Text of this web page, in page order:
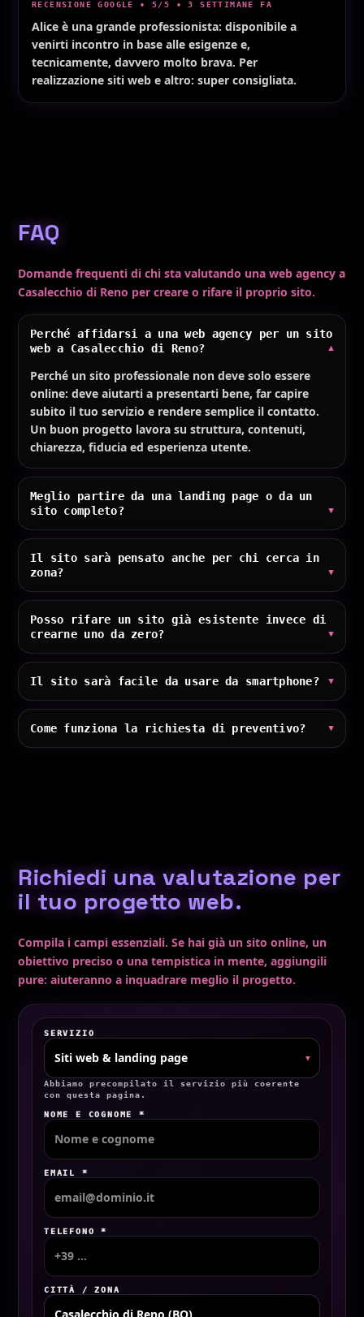
RECENSIONE GOOGLE • 5/5 • 3 SETTIMANE FA
Alice è una grande professionista: disponibile a
venirti incontro in base alle esigenze e,
tecnicamente, davvero molto brava. Per
realizzazione siti web e altro: super consigliata.
FAQ
Domande frequenti di chi sta valutando una web agency a
Casalecchio di Reno per creare o rifare il proprio sito.
Perché affidarsi a una web agency per un sito
web a Casalecchio di Reno?
Perché un sito professionale non deve solo essere
online: deve aiutarti a presentarti bene, far capire
subito il tuo servizio e rendere semplice il contatto.
Un buon progetto lavora su struttura, contenuti,
chiarezza, fiducia ed esperienza utente.
Meglio partire da una landing page o da un
sito completo?
Il sito sarà pensato anche per chi cerca in
zona?
Posso rifare un sito già esistente invece di
crearne uno da zero?
Il sito sarà facile da usare da smartphone?
Come funziona la richiesta di preventivo?
Richiedi una valutazione per
il tuo progetto web.
Compila i campi essenziali. Se hai già un sito online, un
obiettivo preciso o una tempistica in mente, aggiungili
pure: aiuteranno a inquadrare meglio il progetto.
SERVIZIO
▾
Abbiamo precompilato il servizio più coerente
con questa pagina.
NOME E COGNOME *
EMAIL *
TELEFONO *
CITTÀ / ZONA